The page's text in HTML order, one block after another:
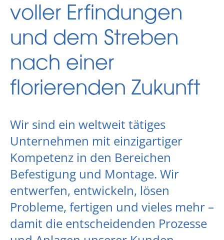
voller Erfindungen
und dem Streben
nach einer
florierenden Zukunft
Wir sind ein weltweit tätiges
Unternehmen mit einzigartiger
Kompetenz in den Bereichen
Befestigung und Montage. Wir
entwerfen, entwickeln, lösen
Probleme, fertigen und vieles mehr –
damit die entscheidenden Prozesse